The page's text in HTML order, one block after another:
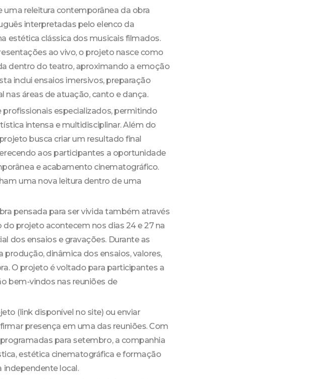
uma releitura contemporânea da obra
interpretadas pelo elenco da
estética clássica dos musicais filmados.
ao vivo, o projeto nasce como
dentro do teatro, aproximando a emoção
inclui ensaios imersivos, preparação
áreas de atuação, canto e dança.
especializados, permitindo
intensa e multidisciplinar. Além do
busca criar um resultado final
aos participantes a oportunidade
e acabamento cinematográfico.
uma nova leitura dentro de uma
pensada para ser vivida também através
projeto acontecem nos dias 24 e 27 na
dos ensaios e gravações. Durante as
dinâmica dos ensaios, valores,
O projeto é voltado para participantes a
bem-vindos nas reuniões de
(link disponível no site) ou enviar
presença em uma das reuniões. Com
para setembro, a companhia
estética cinematográfica e formação
independente local.